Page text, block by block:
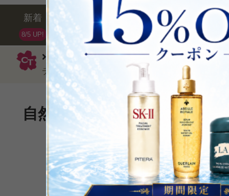
イヴ・サンローラン
ファンデーション
チ グロウパクトB2012g
新着
8/5 UP!
セール ランキング ブ
自然な輝きを引き出すファ
14%
OFF